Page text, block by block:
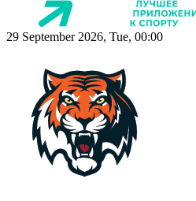
29 September 2026, Tue, 00:00